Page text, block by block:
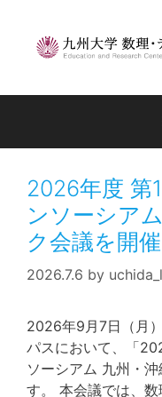
ツ
2026年度 第
ンソーシア
ク会議を開
2026.7.6 by
2026年9月7日（月
パスにおいて、「
ソーシアム 九州・
す。 本会議では、